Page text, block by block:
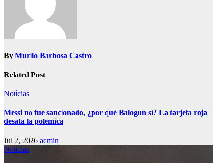
By Murilo Barbosa Castro
Related Post
Notícias
Messi no fue sancionado, ¿por qué Balogun sí? La tarjeta roja
desata la polémica
Jul 2, 2026 admin
Notícias